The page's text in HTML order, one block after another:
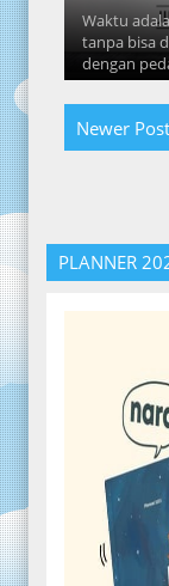
Waktu
tanpa bisa
dengan
Newer
PLANNER